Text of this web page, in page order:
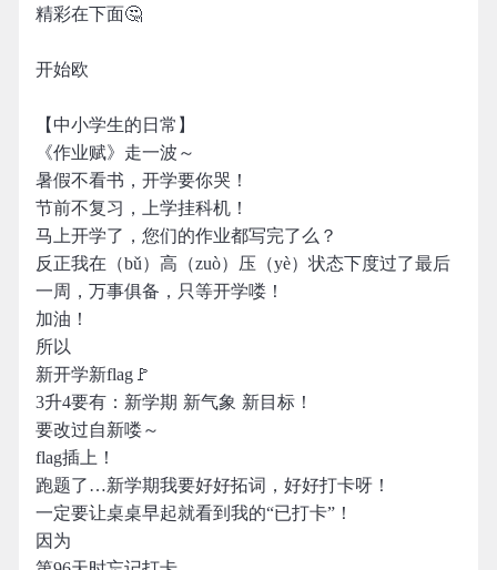
精彩在下面🤔
开始欧
【中小学生的日常】
《作业赋》走一波～
暑假不看书，开学要你哭！
节前不复习，上学挂科机！
马上开学了，您们的作业都写完了么？
反正我在（bǔ）高（zuò）压（yè）状态下度过了最后
一周，万事俱备，只等开学喽！
加油！
所以
新开学新flag🚩
3升4要有：新学期 新气象 新目标！
要改过自新喽～
flag插上！
跑题了…新学期我要好好拓词，好好打卡呀！
一定要让桌桌早起就看到我的“已打卡”！
因为